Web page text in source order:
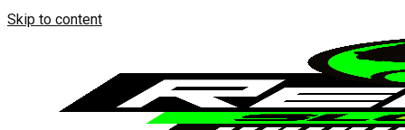
Skip to content